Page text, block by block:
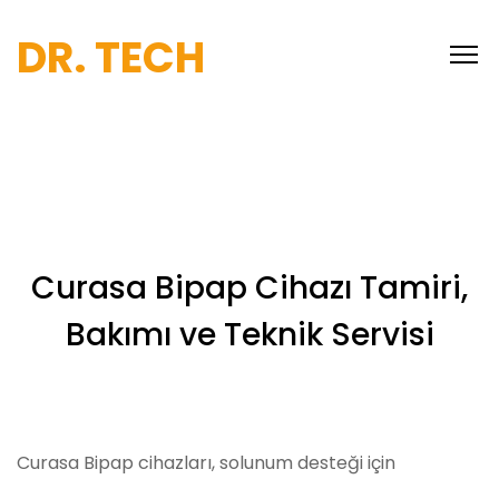
DR. TECH
Curasa Bipap Cihazı Tamiri,
Bakımı ve Teknik Servisi
Curasa Bipap cihazları, solunum desteği için